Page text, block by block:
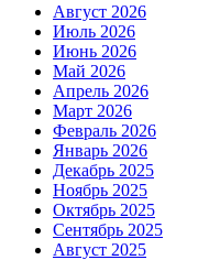
Август 2026
Июль 2026
Июнь 2026
Май 2026
Апрель 2026
Март 2026
Февраль 2026
Январь 2026
Декабрь 2025
Ноябрь 2025
Октябрь 2025
Сентябрь 2025
Август 2025